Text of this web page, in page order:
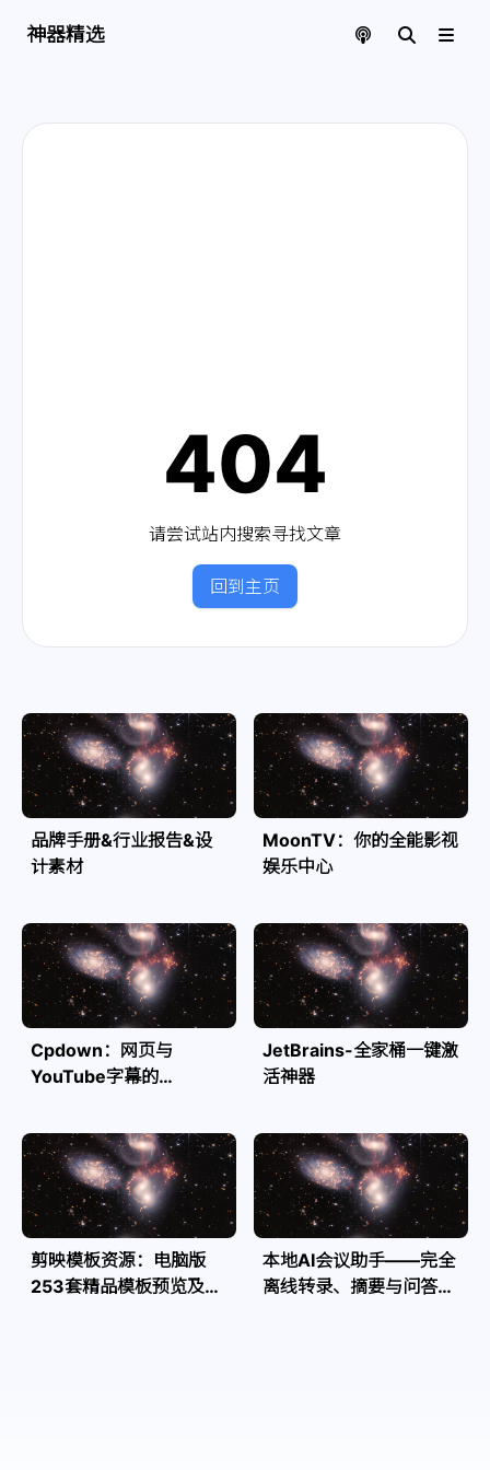
神器精选
404
请尝试站内搜索寻找文章
回到主页
品牌手册&行业报告&设
计素材
MoonTV：你的全能影视
娱乐中心
Cpdown：网页与
YouTube字幕的
JetBrains-全家桶一键激
活神器
剪映模板资源：电脑版
253套精品模板预览及源
本地AI会议助手——完全
离线转录、摘要与问答，